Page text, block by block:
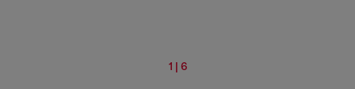
1 | 6